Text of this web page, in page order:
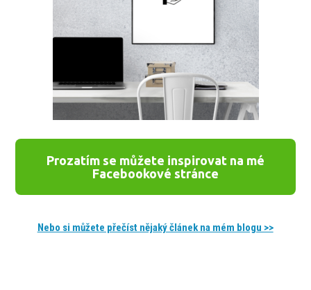
Prozatím se můžete inspirovat na mé
Facebookové stránce
Nebo si můžete přečíst nějaký článek na mém blogu >>